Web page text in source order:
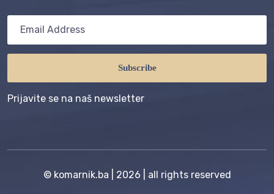
Subscribe
Prijavite se na naš newsletter
© komarnik.ba | 2026 | all rights reserved